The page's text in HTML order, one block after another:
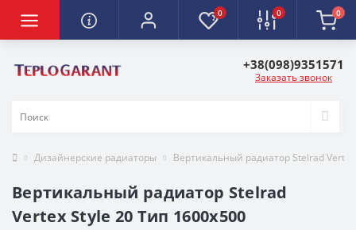
0 0 0
+38(098)9351571
Заказать звонок
Дизайнерские радиаторы Вертикальный радиатор Stelrad
Вертикальный радиатор Stelrad
Vertex Style 20 Тип 1600х500